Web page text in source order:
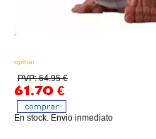
opinar
PVP: 64.95 €
61.70 €
En stock. Envio inmediato